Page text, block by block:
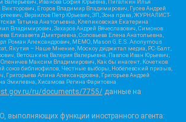
Валерьевич, Иванова София Юрьевна, Пигалкин Илья
Викторович, Егоров Владимир Владимирович, Гусев Андрей
Верзилов Петр Юрьевич, ЗП, Зона права, ЖУРНАЛИСТ-
Татьяна Анатольевна, Клепиковская Екатерина
Владимирович, Захаров Андрей Вячеславович, Симонов
Елизавета Дмитриевна, Соловьева Елена Анатольевна,
Роман Александрович, МЕМО, Mason G.E.S. Anonymous
Якутия – Наше Мнение, Москоу диджитал медиа, РС-Балт,
Ветошкина Валерия Валерьевна, Павлов Иван Юрьевич,
Оленичев Максим Владимирович, Как бы инагент, Кочетков
союз библиофилов, Честные выборы, Нобелевский призыв,
Григорьева Алина Александровна, Григорьев Андрей
Эмилевна, Хисамова Регина Фаритовна
ru/documents/7755/ данные на
выполняющих функции иностранного агента: